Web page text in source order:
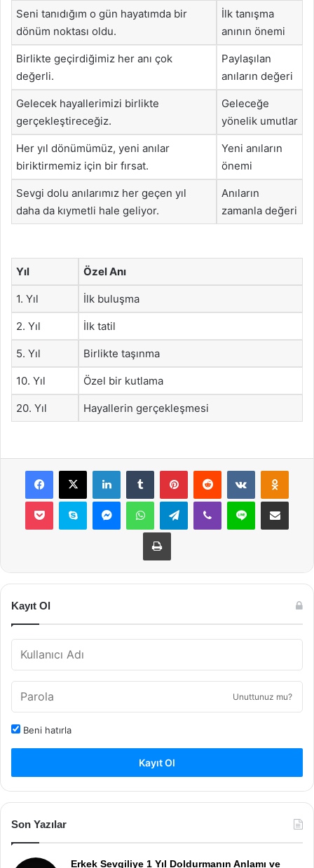
Seni tanıdığım o gün hayatımda bir
dönüm noktası oldu.
İlk tanışma
anının önemi
Birlikte geçirdiğimiz her anı çok
değerli.
Paylaşılan
anıların değeri
Gelecek hayallerimizi birlikte
gerçekleştireceğiz.
Geleceğe
yönelik umutlar
Her yıl dönümümüz, yeni anılar
biriktirmemiz için bir fırsat.
Yeni anıların
önemi
Sevgi dolu anılarımız her geçen yıl
daha da kıymetli hale geliyor.
Anıların
zamanla değeri
Yıl Özel Anı
1. Yıl İlk buluşma
2. Yıl İlk tatil
5. Yıl Birlikte taşınma
10. Yıl Özel bir kutlama
20. Yıl Hayallerin gerçekleşmesi
Facebook
X LinkedInTumblr PinterestReddit VKontakte
Pocket Skype MessengerWhatsAppTelegramViber Line E-Posta ile
Yazdır
Kayıt Ol
Unuttunuz mu?
Beni hatırla
Kayıt Ol
Son Yazılar
Erkek Sevgiliye 1 Yıl Doldurmanın Anlamı ve